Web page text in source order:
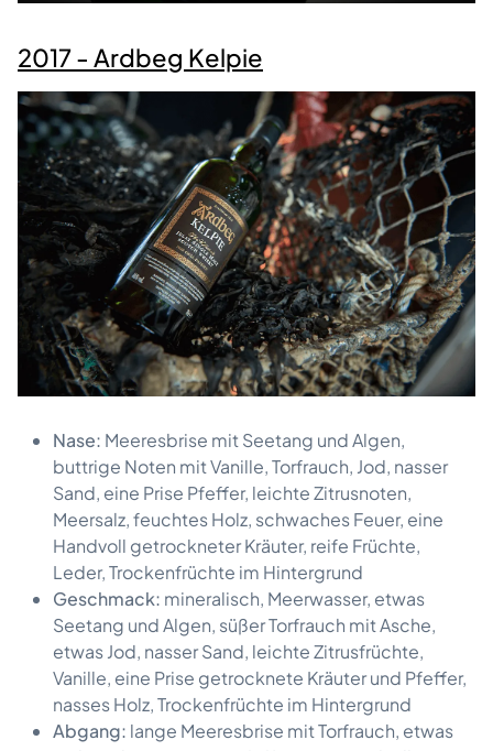
2017 - Ardbeg Kelpie
Nase: Meeresbrise mit Seetang und Algen,
buttrige Noten mit Vanille, Torfrauch, Jod, nasser
Sand, eine Prise Pfeffer, leichte Zitrusnoten,
Meersalz, feuchtes Holz, schwaches Feuer, eine
Handvoll getrockneter Kräuter, reife Früchte,
Leder, Trockenfrüchte im Hintergrund
Geschmack: mineralisch, Meerwasser, etwas
Seetang und Algen, süßer Torfrauch mit Asche,
etwas Jod, nasser Sand, leichte Zitrusfrüchte,
Vanille, eine Prise getrocknete Kräuter und Pfeffer,
nasses Holz, Trockenfrüchte im Hintergrund
Abgang: lange Meeresbrise mit Torfrauch, etwas